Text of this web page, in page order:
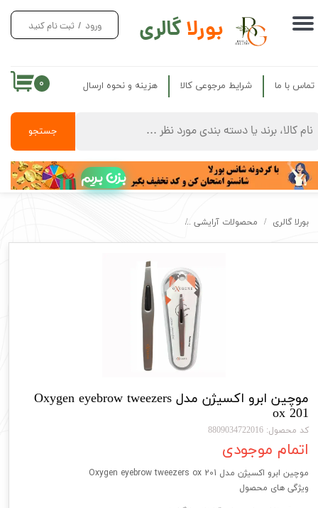
بورلاگالری
جستجو
ورود / ثبت نام کنید
حساب کاربری من
سفارشات
خروج از حساب کاربری
۰ تماس با ما شرایط مرجوعی کالا هزینه و نحوه ارسال
بزن بریم
بورلا گالری محصولات آرایشی
موچین ابرو اکسیژن مدل Oxygen eyebrow tweezers
ox 201
کد محصول: 8809034722016
اتمام موجودی
موچین ابرو اکسیژن مدل Oxygen eyebrow tweezers ox 201
ویژگی های محصول